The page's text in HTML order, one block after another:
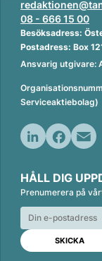
08 - 666 15 00
Besöksadress:
Postadress: Box
Ansvarig utgivare:
Serviceaktiebolag)
n
k
e
d
n
c
e
b
o
o
k
a
i
l
HÅLL DIG
Prenumerera på